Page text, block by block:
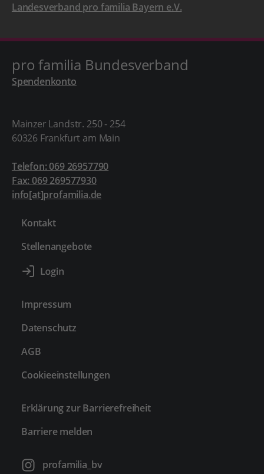
Landesverband pro familia Bayern e.V.
pro familia Bundesverband
Spendenkonto
Mainzer Landstr. 250 - 254
60326 Frankfurt am Main
Telefon: 069 26957790
Fax: 069 269577930
info[at]profamilia.de
Kontakt
Stellenangebote
Impressum
Datenschutz
AGB
Cookieeinstellungen
Erklärung zur Barrierefreiheit
Barriere melden
profamilia_bv